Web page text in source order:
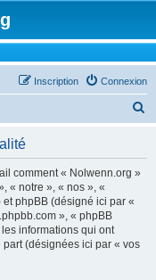
Connexion
Inscription
comment « Nolwenn.org »
« notre », « nos », «
phpBB (désigné ici par «
», « phpBB
informations qui ont
(désignées ici par « vos